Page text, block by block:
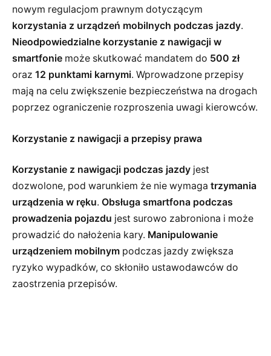
nowym regulacjom prawnym dotyczącym
korzystania z urządzeń mobilnych podczas jazdy.
Nieodpowiedzialne korzystanie z nawigacji w
smartfonie może skutkować mandatem do 500 zł
oraz 12 punktami karnymi. Wprowadzone przepisy
mają na celu zwiększenie bezpieczeństwa na drogach
poprzez ograniczenie rozproszenia uwagi kierowców.
Korzystanie z nawigacji a przepisy prawa
Korzystanie z nawigacji podczas jazdy jest
dozwolone, pod warunkiem że nie wymaga trzymania
urządzenia w ręku. Obsługa smartfona podczas
prowadzenia pojazdu jest surowo zabroniona i może
prowadzić do nałożenia kary. Manipulowanie
urządzeniem mobilnym podczas jazdy zwiększa
ryzyko wypadków, co skłoniło ustawodawców do
zaostrzenia przepisów.